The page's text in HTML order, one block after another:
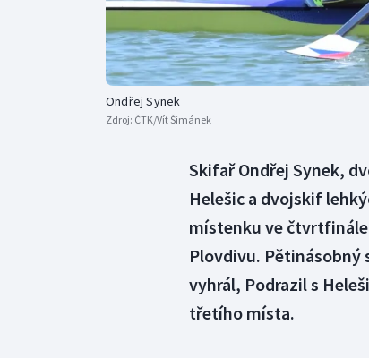
Ondřej Synek
Zdroj: ČTK/Vít Šimánek
Skifař Ondřej Synek,
Helešic a dvojskif
místenku ve
Plovdivu. Pětinásobný
vyhrál, Podrazil s
třetího místa.